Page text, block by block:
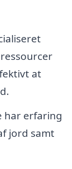
at
har erfaring
jord samt